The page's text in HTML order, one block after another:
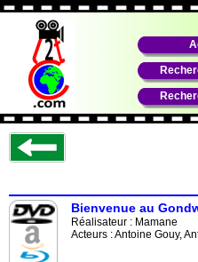
Bienvenue au
Réalisateur : Mamane
Acteurs : Antoine Gouy,